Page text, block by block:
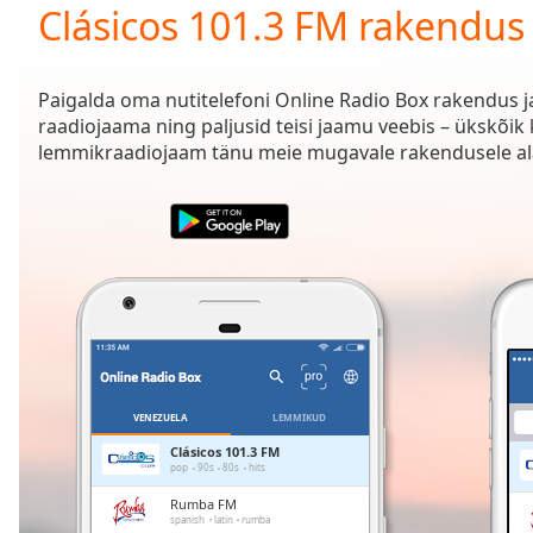
Current
Time0:00
Duration
-:-
Loaded:
0.00%
Remaining
Clásicos 101.3 FM rakendus
Paigalda oma nutitelefoni Online Radio Box rakendus
raadiojaama ning paljusid teisi jaamu veebis – ükskõik
lemmikraadiojaam tänu meie mugavale rakendusele
VENEZUELA LEMMIKUD
Clásicos 101.3 FM
pop 90s 80s hits
Rumba FM
spanish latin rumba